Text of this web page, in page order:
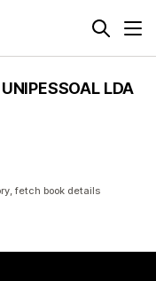
LDA
fetch book details